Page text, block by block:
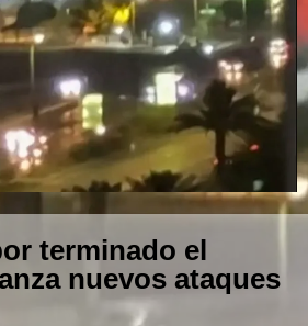
terminado el
nuevos ataques